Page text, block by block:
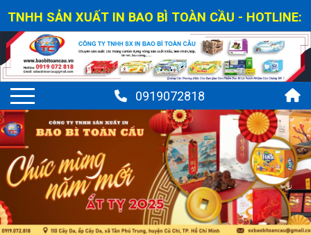
SẢN XUẤT IN BAO BÌ TOÀN CẦU - HOTLINE: 0919
0919072818